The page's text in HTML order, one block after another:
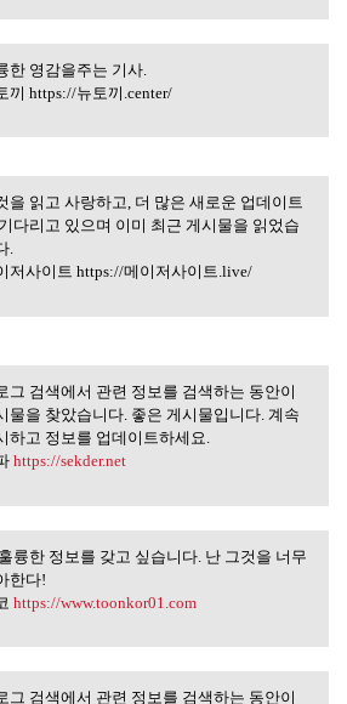
한 영감을주는 기사.
한 영감을주는 기사.
끼 https://뉴토끼.center/
을 읽고 사랑하고, 더 많은 새
업데이트를
을 읽고 사랑하고, 더 많은 새로운 업데이트
다리고 있으며 이미 최근 게시물을 읽었습
.
저사이트 https://메이저사이트.live/
그 검색에서 관련 정보를 검
는 동안이 게시물을
그 검색에서 관련 정보를 검색하는 동안이
물을 찾았습니다. 좋은 게시물입니다. 계속
하고 정보를 업데이트하세요.
https://sekder.net
륭한 정보를 갖고 싶습니다.
그것을 너무
륭한 정보를 갖고 싶습니다. 난 그것을 너무
한다!
https://www.toonkor01.com
그 검색에서 관련 정보를 검색하는 동안이